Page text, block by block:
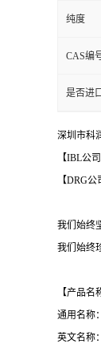
纯度
CAS编
是否进
深圳市科
【IBL公
【DRG
我们始终
我们始终
【产品名
通用名称
英文名称